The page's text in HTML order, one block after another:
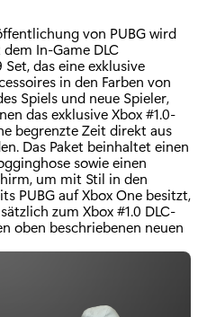
von PUBG wird
In-Game DLC
das eine exklusive
in den Farben von
Spiels und neue Spieler,
das exklusive Xbox #1.0-
begrenzte Zeit direkt aus
Das Paket beinhaltet einen
sowie einen
um mit Stil in den
PUBG auf Xbox One besitzt,
zum Xbox #1.0 DLC-
oben beschriebenen neuen